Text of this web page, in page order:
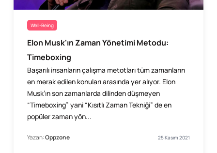
Well-Being
Elon Musk'ın Zaman Yönetimi Metodu:
Timeboxing
Başarılı insanların çalışma metotları tüm zamanların
en merak edilen konuları arasında yer alıyor. Elon
Musk’ın son zamanlarda dilinden düşmeyen
“Timeboxing” yani “Kısıtlı Zaman Tekniği” de en
popüler zaman yön...
Yazan:Oppzone 25 Kasım 2021